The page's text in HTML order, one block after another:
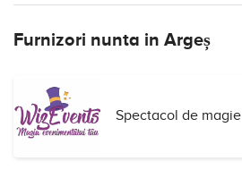
Furnizori nunta in Argeș
Spectacol de magie